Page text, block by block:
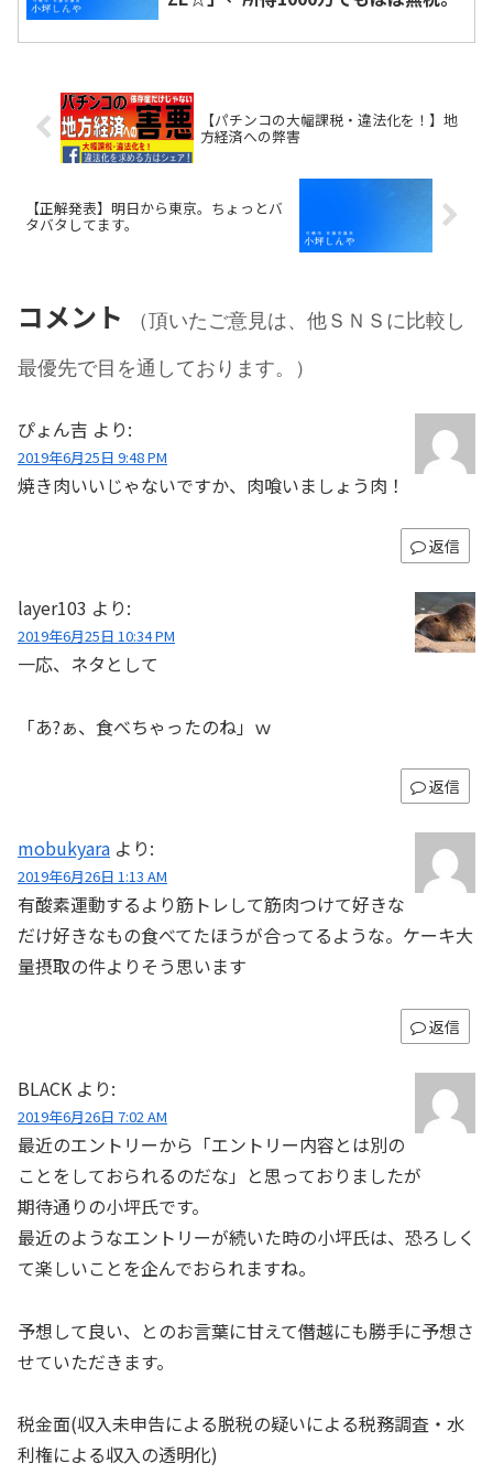
【パチンコの大幅課税・違法化を！】地
方経済への弊害
【正解発表】明日から東京。ちょっとバ
タバタしてます。
コメント
（頂いたご意見は、他ＳＮＳに比較し
最優先で目を通しております。）
ぴょん吉 より:
2019年6月25日 9:48 PM
焼き肉いいじゃないですか、肉喰いましょう肉！
返信
layer103 より:
2019年6月25日 10:34 PM
一応、ネタとして
「あ?ぁ、食べちゃったのね」ｗ
返信
mobukyara より:
2019年6月26日 1:13 AM
有酸素運動するより筋トレして筋肉つけて好きな
だけ好きなもの食べてたほうが合ってるような。ケーキ大
量摂取の件よりそう思います
返信
BLACK より:
2019年6月26日 7:02 AM
最近のエントリーから「エントリー内容とは別の
ことをしておられるのだな」と思っておりましたが
期待通りの小坪氏です。
最近のようなエントリーが続いた時の小坪氏は、恐ろしく
て楽しいことを企んでおられますね。
予想して良い、とのお言葉に甘えて僭越にも勝手に予想さ
せていただきます。
税金面(収入未申告による脱税の疑いによる税務調査・水
利権による収入の透明化)